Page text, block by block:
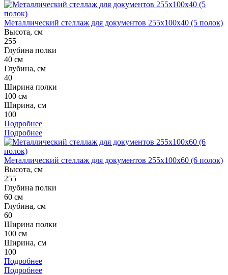
Металлический стеллаж для документов 255x100x40 (5 полок)
Высота, см
255
Глубина полки
40 см
Глубина, см
40
Ширина полки
100 см
Ширина, см
100
Подробнее
Подробнее
Металлический стеллаж для документов 255x100x60 (6 полок)
Высота, см
255
Глубина полки
60 см
Глубина, см
60
Ширина полки
100 см
Ширина, см
100
Подробнее
Подробнее